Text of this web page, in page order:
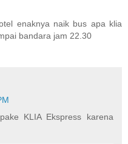
enaknya naik bus apa klia
bandara jam 22.30
KLIA Ekspress karena